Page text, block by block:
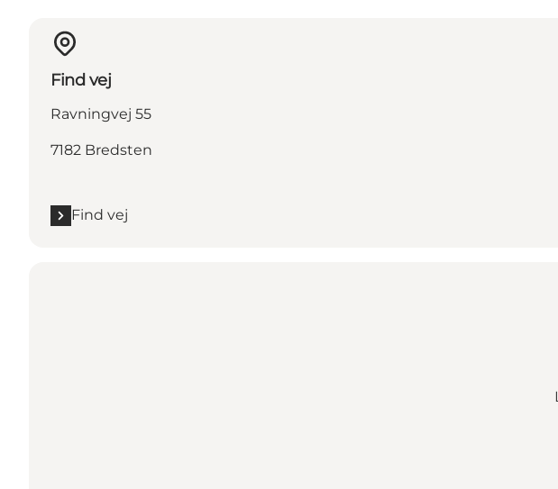
Find vej
Ravningvej 55
7182 Bredsten
Find vej